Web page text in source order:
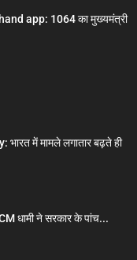
app: 1064 का मुख्यमंत्री
में मामले लगातार बढ़ते ही
धामी ने सरकार के पांच...